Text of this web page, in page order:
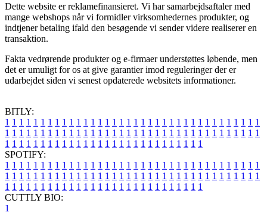
Dette website er reklamefinansieret. Vi har samarbejdsaftaler med
mange webshops når vi formidler virksomhedernes produkter, og
indtjener betaling ifald den besøgende vi sender videre realiserer en
transaktion.
Fakta vedrørende produkter og e-firmaer understøttes løbende, men
det er umuligt for os at give garantier imod reguleringer der er
udarbejdet siden vi senest opdaterede websitets informationer.
BITLY:
1 1 1 1 1 1 1 1 1 1 1 1 1 1 1 1 1 1 1 1 1 1 1 1 1 1 1 1 1 1 1 1 1 1 1 1
1 1 1 1 1 1 1 1 1 1 1 1 1 1 1 1 1 1 1 1 1 1 1 1 1 1 1 1 1 1 1 1 1 1 1 1
1 1 1 1 1 1 1 1 1 1 1 1 1 1 1 1 1 1 1 1 1 1 1 1 1 1 1 1
SPOTIFY:
1 1 1 1 1 1 1 1 1 1 1 1 1 1 1 1 1 1 1 1 1 1 1 1 1 1 1 1 1 1 1 1 1 1 1 1
1 1 1 1 1 1 1 1 1 1 1 1 1 1 1 1 1 1 1 1 1 1 1 1 1 1 1 1 1 1 1 1 1 1 1 1
1 1 1 1 1 1 1 1 1 1 1 1 1 1 1 1 1 1 1 1 1 1 1 1 1 1 1 1
CUTTLY BIO:
1